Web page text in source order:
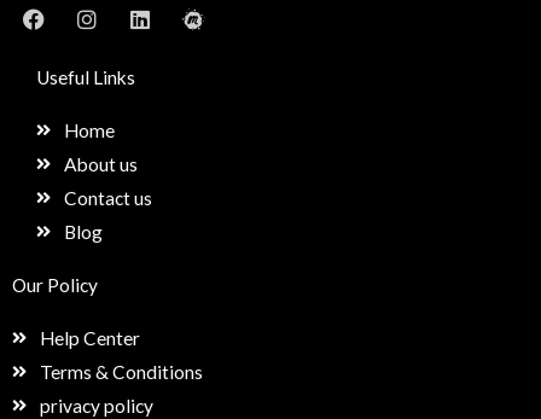
F
a
e
o
k
I
n
t
r
a
L
i
M
e
Useful Links
Home
About us
Contact us
Blog
Our Policy
Help Center
Terms & Conditions
privacy policy